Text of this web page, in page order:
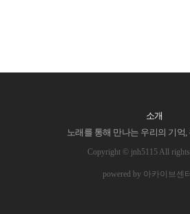
소개
노래를 통해 만나는 우리의 기억,
Copyright © jnh5115 All rights
powered by 아카이브센